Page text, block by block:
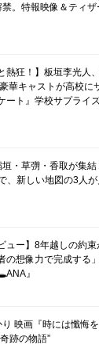
。特報映像＆ティ
熱狂！】板垣李光人
華キャストが高校に
ート』学校サプライ
・草彅・香取が集
、新しい地図の3人
ュー】8年越しの約
の想像力で完成する
』
り 映画『時には懺悔
跡の物語”